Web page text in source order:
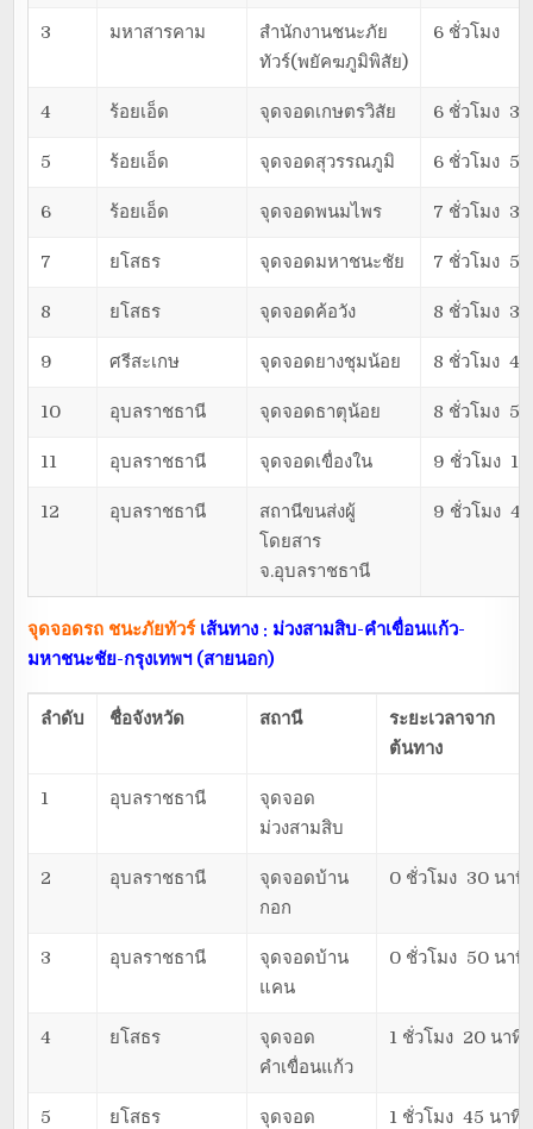
3 มหาสารคาม
สำนักงานชนะภัย
ทัวร์(พยัคฆภูมิพิสัย)
6 ชั่วโมง
4 ร้อยเอ็ด จุดจอดเกษตรวิสัย 6 ชั่วโมง
5 ร้อยเอ็ด จุดจอดสุวรรณภูมิ 6 ชั่วโมง
6 ร้อยเอ็ด จุดจอดพนมไพร 7 ชั่วโมง
7 ยโสธร จุดจอดมหาชนะชัย 7 ชั่วโมง
8 ยโสธร จุดจอดค้อวัง 8 ชั่วโมง
9 ศรีสะเกษ จุดจอดยางชุมน้อย 8 ชั่วโมง
10 อุบลราชธานี จุดจอดธาตุน้อย 8 ชั่วโมง
11 อุบลราชธานี จุดจอดเขื่องใน 9 ชั่วโมง
12 อุบลราชธานี
สถานีขนส่งผู้
โดยสาร
จ.อุบลราชธานี
9 ชั่วโมง
จุดจอดรถ ชนะภัยทัวร์เส้นทาง : ม่วงสามสิบ-คำเขื่อนแก้ว-
มหาชนะชัย-กรุงเทพฯ (สายนอก)
ลำดับ ชื่อจังหวัด สถานี
ระยะเวลาจาก
ต้นทาง
1 อุบลราชธานี
จุดจอด
ม่วงสามสิบ
2 อุบลราชธานี
จุดจอดบ้าน
กอก
0 ชั่วโมง 30 นาที
3 อุบลราชธานี
จุดจอดบ้าน
แคน
0 ชั่วโมง 50 นาที
4 ยโสธร
จุดจอด
คำเขื่อนแก้ว
1 ชั่วโมง 20 นาที
5 ยโสธร
จุดจอด
1 ชั่วโมง 45 นาที